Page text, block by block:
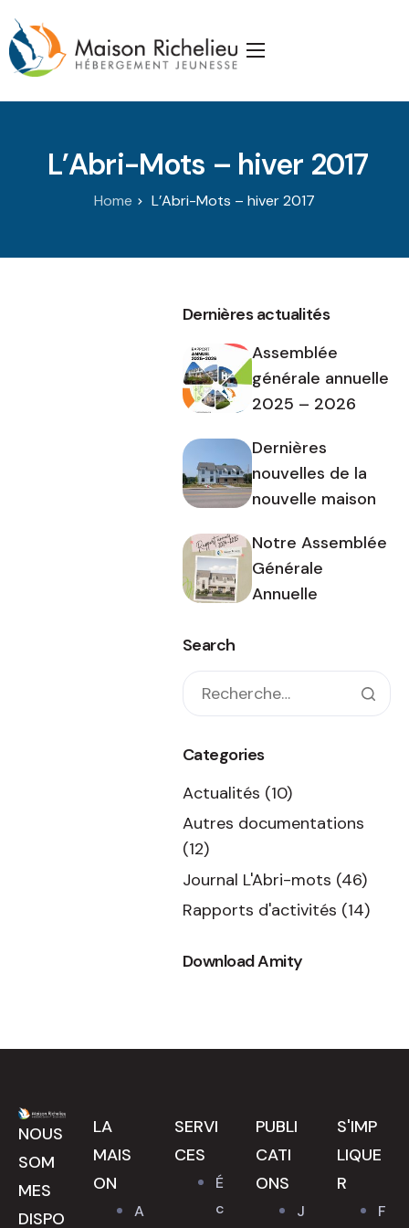
Accueil
Services
Publications
L’Abri-Mots – hiver 2017
Home L’Abri-Mots – hiver 2017
Dernières actualités
Assemblée
générale annuelle
2025 – 2026
Dernières
nouvelles de la
nouvelle maison
Notre Assemblée
Générale
Annuelle
Search
Categories
Actualités (10)
Autres documentations
(12)
Journal L'Abri-mots (46)
Rapports d'activités (14)
Download Amity
NOUS
SOM
MES
DISPO
LA
MAIS
ON
A
SERVI
CES
É
c
PUBLI
CATI
ONS
J
S'IMP
LIQUE
R
F